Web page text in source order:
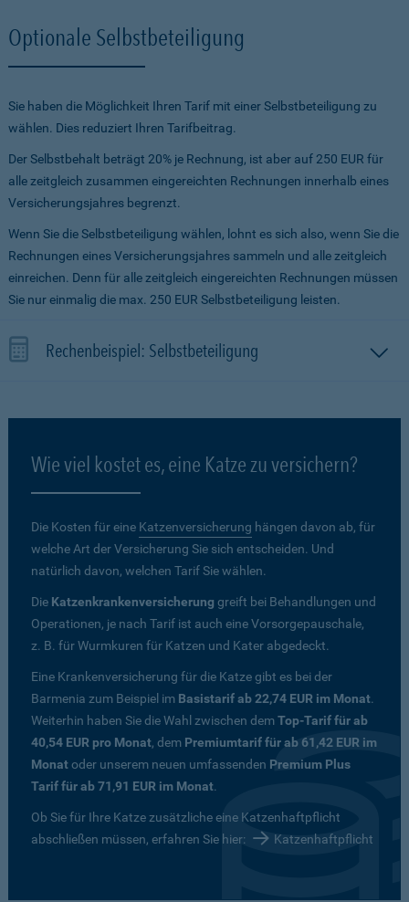
Optionale Selbstbeteiligung
Sie haben die Möglichkeit Ihren Tarif mit einer Selbstbeteiligung zu
wählen. Dies reduziert Ihren Tarifbeitrag.
Der Selbstbehalt beträgt 20% je Rechnung, ist aber auf 250 EUR für
alle zeitgleich zusammen eingereichten Rechnungen innerhalb eines
Versicherungsjahres begrenzt.
Wenn Sie die Selbstbeteiligung wählen, lohnt es sich also, wenn Sie die
Rechnungen eines Versicherungsjahres sammeln und alle zeitgleich
einreichen. Denn für alle zeitgleich eingereichten Rechnungen müssen
Sie nur einmalig die max. 250 EUR Selbstbeteiligung leisten.
Rechenbeispiel: Selbstbeteiligung
Wie viel kostet es, eine Katze zu versichern?
Die Kosten für eine Katzenversicherung hängen davon ab, für
welche Art der Versicherung Sie sich entscheiden. Und
natürlich davon, welchen Tarif Sie wählen.
Die Katzenkrankenversicherung greift bei Behandlungen und
Operationen, je nach Tarif ist auch eine Vorsorgepauschale,
z. B. für Wurmkuren für Katzen und Kater abgedeckt.
Eine Krankenversicherung für die Katze gibt es bei der
Barmenia zum Beispiel im Basistarif ab 22,74 EUR im Monat.
Weiterhin haben Sie die Wahl zwischen demTop-Tarif für ab
40,54 EUR pro Monat, dem Premiumtarif für ab 61,42 EUR im
Monatoder unserem neuen umfassenden Premium Plus
Tarif für ab 71,91 EUR im Monat.
Ob Sie für Ihre Katze zusätzliche eine Katzenhaftpflicht
abschließen müssen, erfahren Sie hier:
Katzenhaftpflicht